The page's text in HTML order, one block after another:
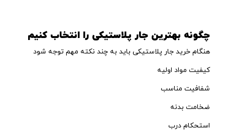
چگونه بهترین جار پلاستیکی را انتخاب کنیم
هنگام خرید جار پلاستیکی باید به چند نکته مهم توجه شود
کیفیت مواد اولیه
شفافیت مناسب
ضخامت بدنه
استحکام درب